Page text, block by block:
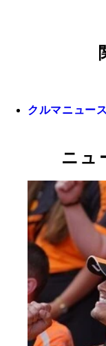
クルマニュー
ニュ